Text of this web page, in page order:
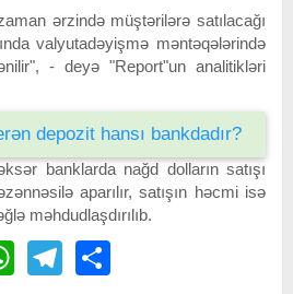
ərzində müştərilərə satılacağı
valyutadəyişmə məntəqələrində
- deyə "Report"un analitikləri
depozit hansı bankdadır?
banklarda nağd dolların satışı
aparılır, satışın həcmi isə
məhdudlaşdırılıb.
WhatsAppTelegram